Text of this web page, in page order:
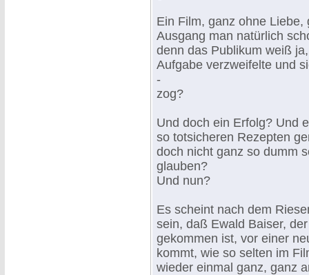
Ein Film, ganz ohne
Ausgang man natürlich
denn das Publikum weiß
Aufgabe verzweifelte und
-
zog?
Und doch ein Erfolg? Und
so totsicheren Rezepten
doch nicht ganz so dumm
glauben?
Und nun?
Es scheint nach dem
sein, daß Ewald Baiser,
gekommen ist, vor einer
kommt, wie so selten im
wieder einmal ganz, ganz